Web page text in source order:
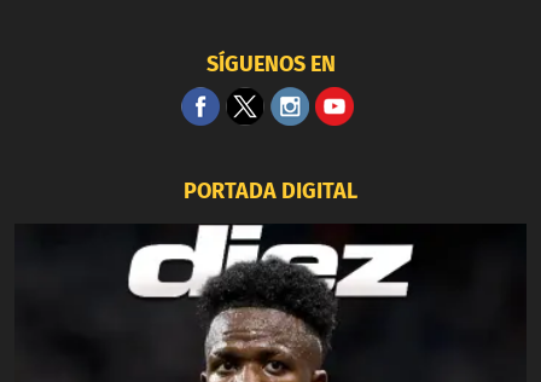
SÍGUENOS EN
PORTADA DIGITAL